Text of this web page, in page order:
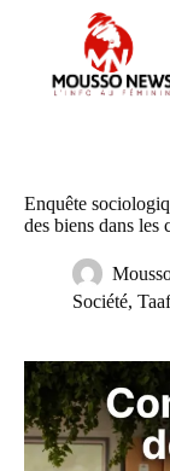
Enquête
des biens dans les
Société,